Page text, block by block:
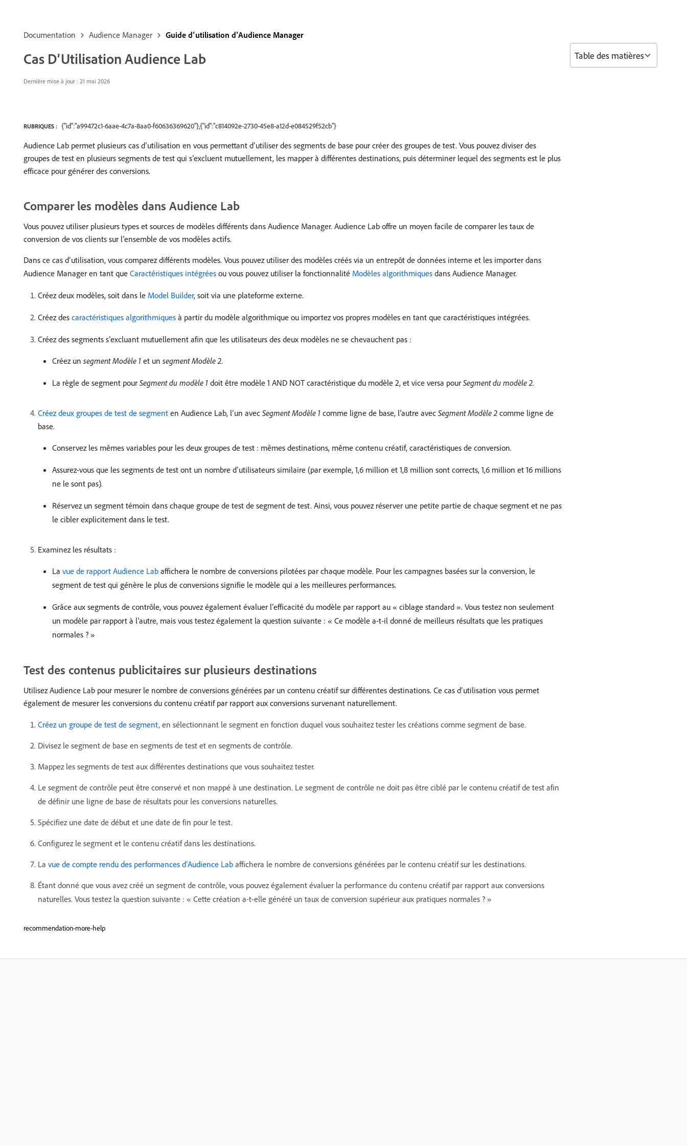
Documentation Audience Manager Guide d’utilisation d’Audience Manager
Cas D’Utilisation Audience Lab
Dernière mise à jour : 21 mai 2026
RUBRIQUES : {"id":"a99472c1-6aae-4c7a-8aa0-f60636369620"},{"id":"c814092e-2730-45e8-a12d-e084529f52cb"}
Audience Lab permet plusieurs cas d’utilisation en vous permettant d’utiliser des segments de base pour créer des groupes de test. Vous pouvez diviser des
groupes de test en plusieurs segments de test qui s’excluent mutuellement, les mapper à différentes destinations, puis déterminer lequel des segments est le plus
efficace pour générer des conversions.
Comparer les modèles dans Audience Lab
Vous pouvez utiliser plusieurs types et sources de modèles différents dans Audience Manager. Audience Lab offre un moyen facile de comparer les taux de
conversion de vos clients sur l’ensemble de vos modèles actifs.
Dans ce cas d’utilisation, vous comparez différents modèles. Vous pouvez utiliser des modèles créés via un entrepôt de données interne et les importer dans
Audience Manager en tant que Caractéristiques intégrées ou vous pouvez utiliser la fonctionnalité Modèles algorithmiques dans Audience Manager.
Créez deux modèles, soit dans le Model Builder, soit via une plateforme externe.
Créez des caractéristiques algorithmiques à partir du modèle algorithmique ou importez vos propres modèles en tant que caractéristiques intégrées.
Créez des segments s’excluant mutuellement afin que les utilisateurs des deux modèles ne se chevauchent pas :
Créez un segment Modèle 1 et un segment Modèle 2.
La règle de segment pour Segment du modèle 1 doit être modèle 1 AND NOT caractéristique du modèle 2, et vice versa pour Segment du modèle 2.
Créez deux groupes de test de segment en Audience Lab, l’un avec Segment Modèle 1 comme ligne de base, l’autre avec Segment Modèle 2 comme ligne de
base.
Conservez les mêmes variables pour les deux groupes de test : mêmes destinations, même contenu créatif, caractéristiques de conversion.
Assurez-vous que les segments de test ont un nombre d’utilisateurs similaire (par exemple, 1,6 million et 1,8 million sont corrects, 1,6 million et 16 millions
ne le sont pas).
Réservez un segment témoin dans chaque groupe de test de segment de test. Ainsi, vous pouvez réserver une petite partie de chaque segment et ne pas
le cibler explicitement dans le test.
Examinez les résultats :
La vue de rapport Audience Lab affichera le nombre de conversions pilotées par chaque modèle. Pour les campagnes basées sur la conversion, le
segment de test qui génère le plus de conversions signifie le modèle qui a les meilleures performances.
Grâce aux segments de contrôle, vous pouvez également évaluer l’efficacité du modèle par rapport au « ciblage standard ». Vous testez non seulement
un modèle par rapport à l’autre, mais vous testez également la question suivante : « Ce modèle a-t-il donné de meilleurs résultats que les pratiques
normales ? »
Test des contenus publicitaires sur plusieurs destinations
Utilisez Audience Lab pour mesurer le nombre de conversions générées par un contenu créatif sur différentes destinations. Ce cas d’utilisation vous permet
également de mesurer les conversions du contenu créatif par rapport aux conversions survenant naturellement.
Créez un groupe de test de segment, en sélectionnant le segment en fonction duquel vous souhaitez tester les créations comme segment de base.
Divisez le segment de base en segments de test et en segments de contrôle.
Mappez les segments de test aux différentes destinations que vous souhaitez tester.
Le segment de contrôle peut être conservé et non mappé à une destination. Le segment de contrôle ne doit pas être ciblé par le contenu créatif de test afin
de définir une ligne de base de résultats pour les conversions naturelles.
Spécifiez une date de début et une date de fin pour le test.
Configurez le segment et le contenu créatif dans les destinations.
La vue de compte rendu des performances d’Audience Lab affichera le nombre de conversions générées par le contenu créatif sur les destinations.
Étant donné que vous avez créé un segment de contrôle, vous pouvez également évaluer la performance du contenu créatif par rapport aux conversions
naturelles. Vous testez la question suivante : « Cette création a-t-elle généré un taux de conversion supérieur aux pratiques normales ? »
recommendation-more-help
Table des matières